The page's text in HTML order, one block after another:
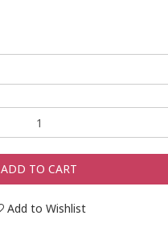
ADD TO CART
Add to Wishlist